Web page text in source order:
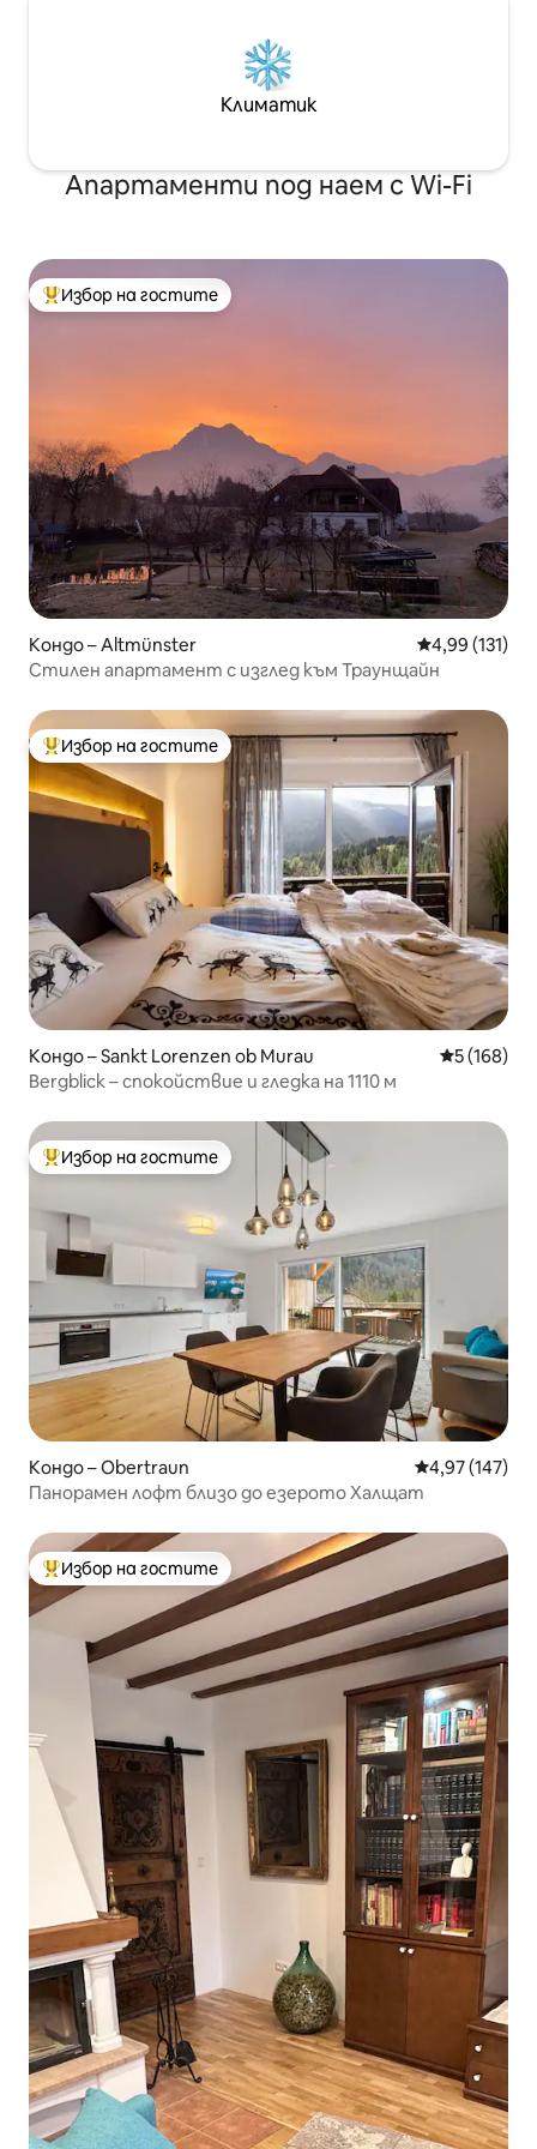
Климатик
Апартаменти под наем с Wi-Fi
Най-популярен избор на гостите
Избор на гостите
Кондо – Altmünster Средна
4,99 (131)
Стилен апартамент с изглед към Траунщайн
Най-популярен избор на гостите
Избор на гостите
Кондо – Sankt Lorenzen ob Murau Средна
5 (168)
Bergblick – спокойствие и гледка на 1110 м
Най-популярен избор на гостите
Избор на гостите
Кондо – Obertraun Средна
4,97 (147)
Панорамен лофт близо до езерото Халщат
Най-популярен избор на гостите
Избор на гостите